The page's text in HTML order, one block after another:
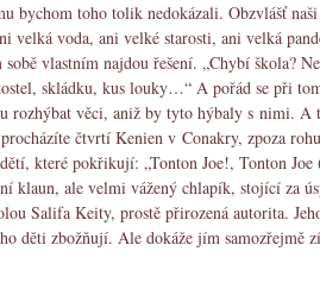
bychom toho tolik nedokázali. Obzvlášť
velká voda, ani velké starosti, ani velká
vlastním najdou řešení. „Chybí škola?
skládku, kus louky…“ A pořád se při
rozhýbat věci, aniž by tyto hýbaly s nimi. A
čtvrtí Kenien v Conakry, zpoza
které pokřikují: „Tonton Joe!, Tonton Joe
klaun, ale velmi vážený chlapík, stojící za
Salifa Keity, prostě přirozená autorita.
děti zbožňují. Ale dokáže jím samozřejmě